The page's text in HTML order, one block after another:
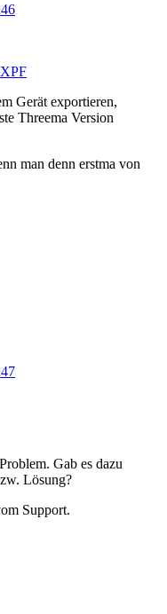
Gerät exportieren,
Threema Version
man denn erstma von
Gab es dazu
Lösung?
Support.